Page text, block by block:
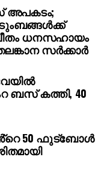
(38),
കിലോമീറ്റര്‍
ഉണ്ടായി. തീ
സേന
ഡോക്ടറായ 30
23
ഉണ്ടായിരുന്ന
ദാബി പറഞ്ഞു.
അപകടം;
ധനസഹായം
സര്‍ക്കാര്‍
ബസ് കത്തി, 40
50 ഫുട്ബോൾ